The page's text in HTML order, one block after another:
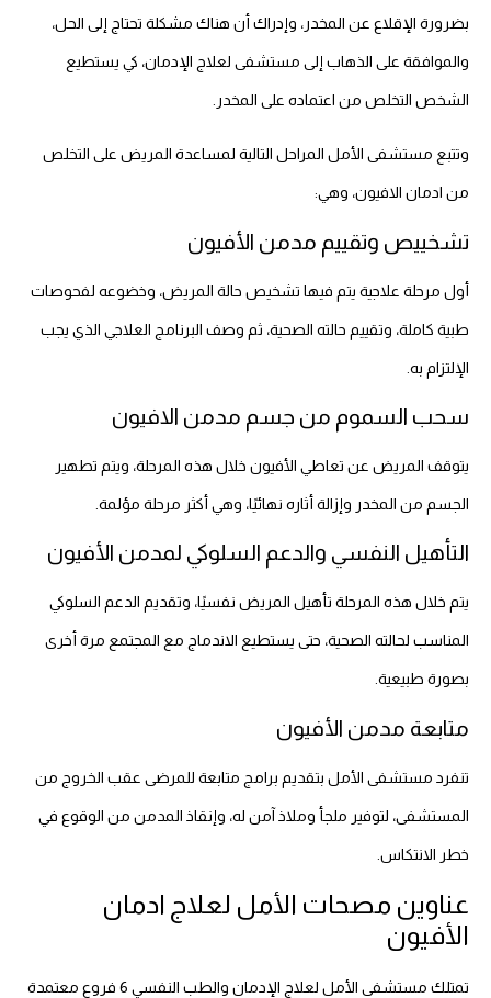
بضرورة الإقلاع عن المخدر، وإدراك أن هناك مشكلة تحتاج إلى الحل،
والموافقة على الذهاب إلى مستشفى لعلاج الإدمان، كي يستطيع
الشخص التخلص من اعتماده على المخدر.
وتتبع مستشفى الأمل المراحل التالية لمساعدة المريض على التخلص
من ادمان الافيون، وهي:
تشخييص وتقييم مدمن الأفيون
أول مرحلة علاجية يتم فيها تشخيص حالة المريض، وخضوعه لفحوصات
طبية كاملة، وتقييم حالته الصحية، ثم وصف البرنامج العلاجي الذي يجب
الإلتزام به.
سحب السموم من جسم مدمن الافيون
يتوقف المريض عن تعاطي الأفيون خلال هذه المرحلة، ويتم تطهير
الجسم من المخدر وإزالة أثاره نهائيًا، وهي أكثر مرحلة مؤلمة.
التأهيل النفسي والدعم السلوكي لمدمن الأفيون
يتم خلال هذه المرحلة تأهيل المريض نفسيًا، وتقديم الدعم السلوكي
المناسب لحالته الصحية، حتى يستطيع الاندماج مع المجتمع مرة أخرى
بصورة طبيعية.
متابعة مدمن الأفيون
تنفرد مستشفى الأمل بتقديم برامج متابعة للمرضى عقب الخروج من
المستشفى، لتوفير ملجأ وملاذ آمن له، وإنقاذ المدمن من الوقوع في
خطر الانتكاس.
عناوين مصحات الأمل لعلاج ادمان
الأفيون
تمتلك مستشفى الأمل لعلاج الإدمان والطب النفسي 6 فروع معتمدة